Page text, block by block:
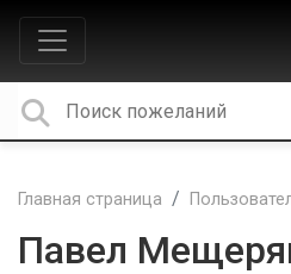
Главная страница
Павел